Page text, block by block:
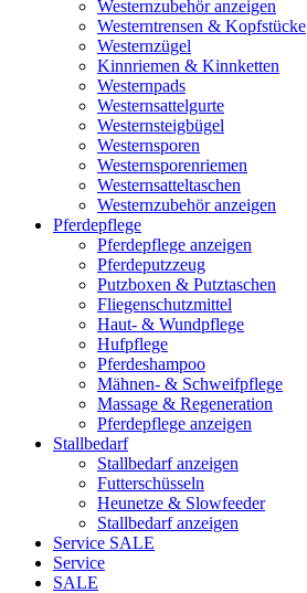
Westernzubehör anzeigen
Westerntrensen & Kopfstücke
Westernzügel
Kinnriemen & Kinnketten
Westernpads
Westernsattelgurte
Westernsteigbügel
Westernsporen
Westernsporenriemen
Westernsatteltaschen
Westernzubehör anzeigen
Pferdepflege
Pferdepflege anzeigen
Pferdeputzzeug
Putzboxen & Putztaschen
Fliegenschutzmittel
Haut- & Wundpflege
Hufpflege
Pferdeshampoo
Mähnen- & Schweifpflege
Massage & Regeneration
Pferdepflege anzeigen
Stallbedarf
Stallbedarf anzeigen
Futterschüsseln
Heunetze & Slowfeeder
Stallbedarf anzeigen
Service SALE
Service
SALE